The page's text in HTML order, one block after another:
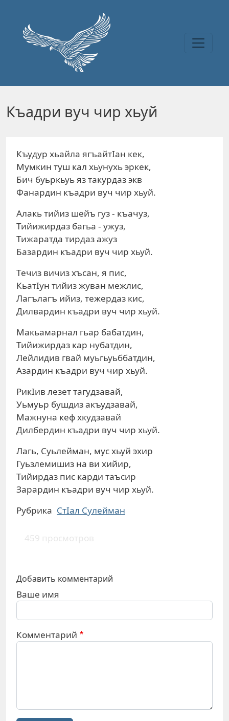
Къадри вуч чир хьуй
Къудур хьайла ягъайтIан кек,
Мумкин туш кал хьунухь эркек,
Бич буьркьуь яз такурдаз экв
Фанардин къадри вуч чир хьуй.
Алакь тийиз шейъ гуз - къачуз,
Тийижирдаз багьа - ужуз,
Тижаратда тирдаз ажуз
Базардин къадри вуч чир хьуй.
Течиз вичиз хъсан, я пис,
КьатIун тийиз жуван межлис,
Лагълагъ ийиз, тежердаз кис,
Дилвардин къадри вуч чир хьуй.
Макьамарнал гьар бабатдин,
Тийижирдаз кар нубатдин,
Лейлидив гвай муьгьуьббатдин,
Азардин къадри вуч чир хьуй.
РикIив лезет тагудзавай,
Уьмуьр бушдиз акъудзавай,
Мажнуна кеф хкудзавай
Дилбердин къадри вуч чир хьуй.
Лагь, Суьлейман, мус хьуй эхир
Гуьзлемишиз на ви хийир,
Тийирдаз пис карди таъсир
Зарардин къадри вуч чир хьуй.
Рубрика СтIал Сулейман
459 просмотров
Добавить комментарий
Ваше имя
Комментарий